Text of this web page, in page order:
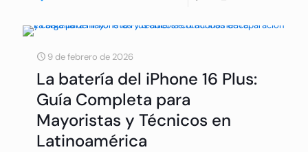
9 de febrero de 2026
La batería del iPhone 16 Plus:
Guía Completa para
Mayoristas y Técnicos en
Latinoamérica